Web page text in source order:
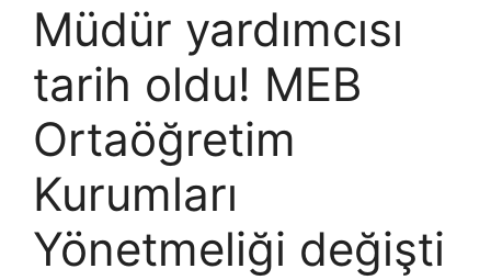
Müdür yardımcısı
tarih oldu! MEB
Ortaöğretim
Kurumları
Yönetmeliği değişti